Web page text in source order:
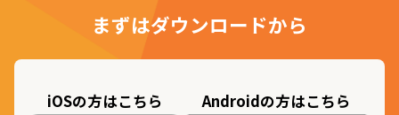
まずはダウンロードから
iOSの方はこちら Androidの方はこちら